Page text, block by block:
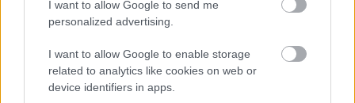
I want to allow Google to send me
personalized advertising.
I want to allow Google to enable storage
related to analytics like cookies on web or
device identifiers in apps.
bizonyítékául egy hamis számlát küldenek. Emellett
az eladótól előre egy biztosítási díjat is kérnek:
mivel az összeg viszonylag kicsi az eladásra
szánt tárgy értékéhez képest, az eladók gyakran
belemennek az ilyen állítólagos díj kifizetésébe.